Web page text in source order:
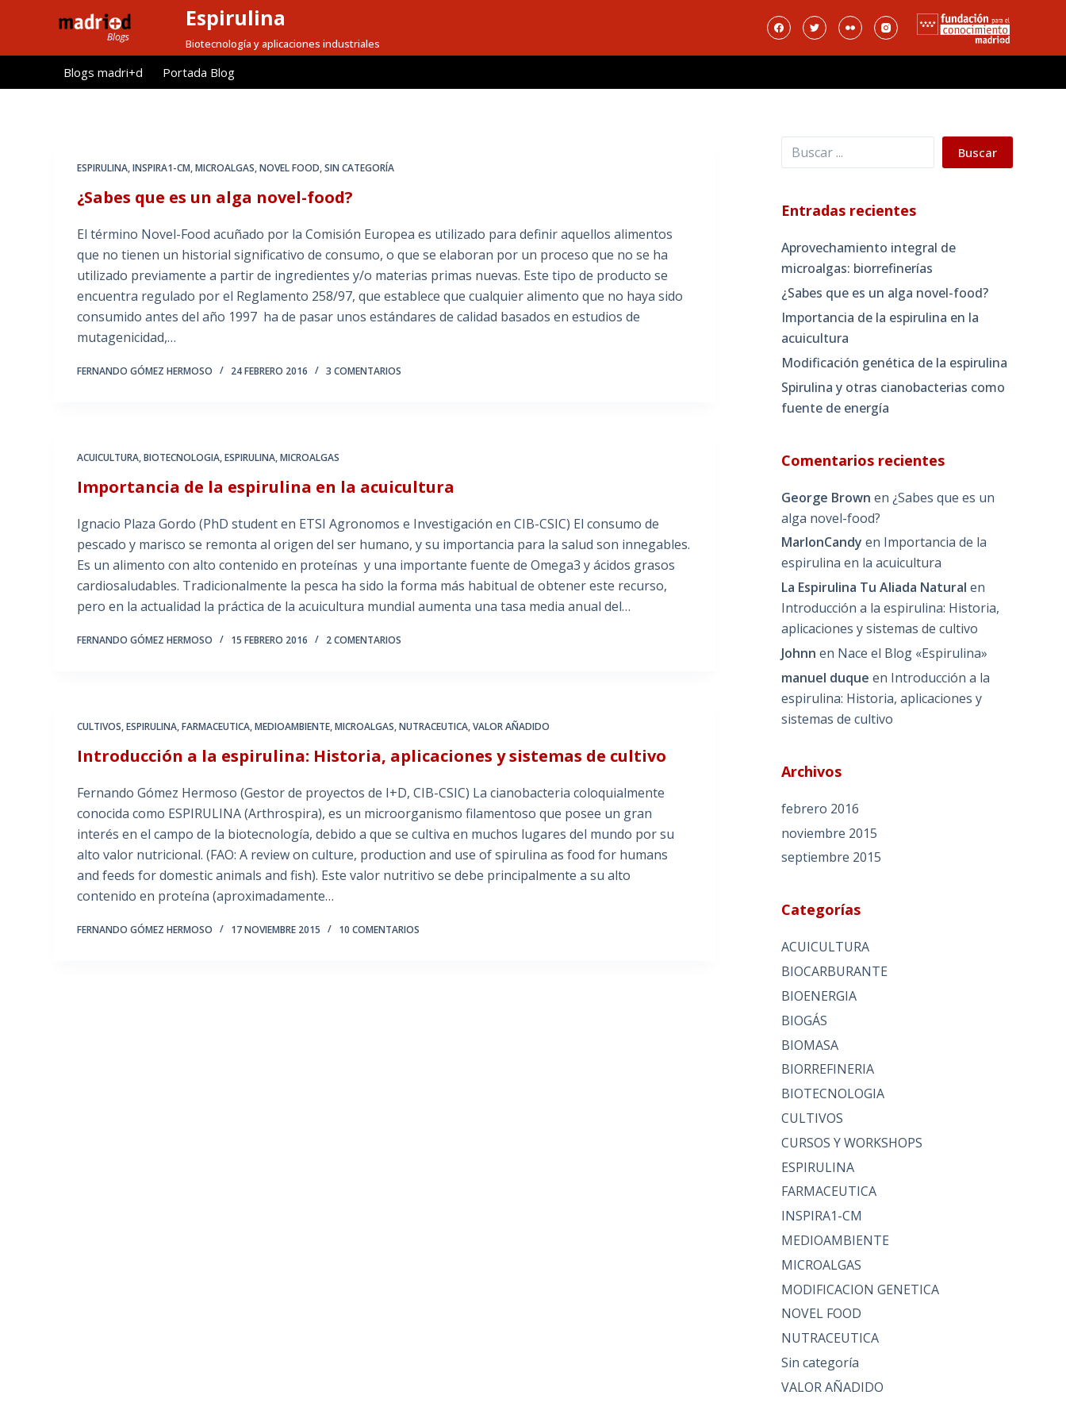
l
Espirulina
Biotecnología y aplicaciones industriales
Blogs madri+d Portada Blog
ESPIRULINA,INSPIRA1-CM,MICROALGAS,NOVEL FOOD,SIN CATEGORÍA
¿Sabes que es un alga novel-food?
El término Novel-Food acuñado por la Comisión Europea es utilizado para definir aquellos alimentos
que no tienen un historial significativo de consumo, o que se elaboran por un proceso que no se ha
utilizado previamente a partir de ingredientes y/o materias primas nuevas. Este tipo de producto se
encuentra regulado por el Reglamento 258/97, que establece que cualquier alimento que no haya sido
consumido antes del año 1997 ha de pasar unos estándares de calidad basados en estudios de
mutagenicidad,…
FERNANDO GÓMEZ HERMOSO 24 FEBRERO 2016 3 COMENTARIOS
ACUICULTURA,BIOTECNOLOGIA,ESPIRULINA,MICROALGAS
Importancia de la espirulina en la acuicultura
Ignacio Plaza Gordo (PhD student en ETSI Agronomos e Investigación en CIB-CSIC) El consumo de
pescado y marisco se remonta al origen del ser humano, y su importancia para la salud son innegables.
Es un alimento con alto contenido en proteínas y una importante fuente de Omega3 y ácidos grasos
cardiosaludables. Tradicionalmente la pesca ha sido la forma más habitual de obtener este recurso,
pero en la actualidad la práctica de la acuicultura mundial aumenta una tasa media anual del…
FERNANDO GÓMEZ HERMOSO 15 FEBRERO 2016 2 COMENTARIOS
CULTIVOS,ESPIRULINA,FARMACEUTICA,MEDIOAMBIENTE,MICROALGAS,NUTRACEUTICA,VALOR AÑADIDO
Introducción a la espirulina: Historia, aplicaciones y sistemas de cultivo
Fernando Gómez Hermoso (Gestor de proyectos de I+D, CIB-CSIC) La cianobacteria coloquialmente
conocida como ESPIRULINA (Arthrospira), es un microorganismo filamentoso que posee un gran
interés en el campo de la biotecnología, debido a que se cultiva en muchos lugares del mundo por su
alto valor nutricional. (FAO: A review on culture, production and use of spirulina as food for humans
and feeds for domestic animals and fish). Este valor nutritivo se debe principalmente a su alto
contenido en proteína (aproximadamente…
FERNANDO GÓMEZ HERMOSO 17 NOVIEMBRE 2015 10 COMENTARIOS
Buscar Buscar
Entradas recientes
Aprovechamiento integral de
microalgas: biorrefinerías
¿Sabes que es un alga novel-food?
Importancia de la espirulina en la
acuicultura
Modificación genética de la espirulina
Spirulina y otras cianobacterias como
fuente de energía
Comentarios recientes
George Brown en¿Sabes que es un
alga novel-food?
MarlonCandy en Importancia de la
espirulina en la acuicultura
La Espirulina Tu Aliada Natural en
Introducción a la espirulina: Historia,
aplicaciones y sistemas de cultivo
Johnn en Nace el Blog «Espirulina»
manuel duque en Introducción a la
espirulina: Historia, aplicaciones y
sistemas de cultivo
Archivos
febrero 2016
noviembre 2015
septiembre 2015
Categorías
ACUICULTURA
BIOCARBURANTE
BIOENERGIA
BIOGÁS
BIOMASA
BIORREFINERIA
BIOTECNOLOGIA
CULTIVOS
CURSOS Y WORKSHOPS
ESPIRULINA
FARMACEUTICA
INSPIRA1-CM
MEDIOAMBIENTE
MICROALGAS
MODIFICACION GENETICA
NOVEL FOOD
NUTRACEUTICA
Sin categoría
VALOR AÑADIDO